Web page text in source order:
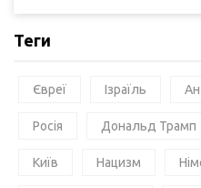
Теги
Євреї Ізраїль
Росія Дональд Трамп
Київ Нацизм